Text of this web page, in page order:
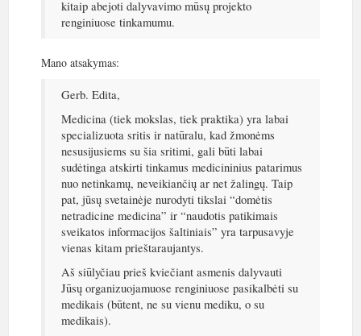
kitaip abejoti dalyvavimo mūsų projekto
renginiuose tinkamumu.
Mano atsakymas:
Gerb. Edita,
Medicina (tiek mokslas, tiek praktika) yra labai
specializuota sritis ir natūralu, kad žmonėms
nesusijusiems su šia sritimi, gali būti labai
sudėtinga atskirti tinkamus medicininius patarimus
nuo netinkamų, neveikiančių ar net žalingų. Taip
pat, jūsų svetainėje nurodyti tikslai “domėtis
netradicine medicina” ir “naudotis patikimais
sveikatos informacijos šaltiniais” yra tarpusavyje
vienas kitam prieštaraujantys.
Aš siūlyčiau prieš kviečiant asmenis dalyvauti
Jūsų organizuojamuose renginiuose pasikalbėti su
medikais (būtent, ne su vienu mediku, o su
medikais).